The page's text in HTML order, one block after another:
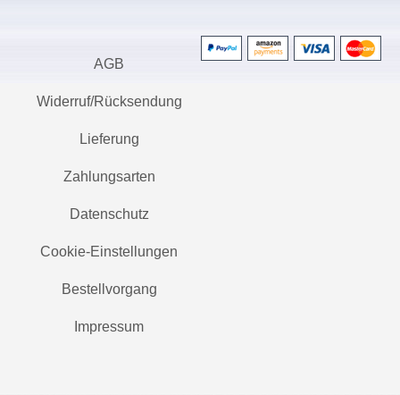
AGB
Widerruf/Rücksendung
Lieferung
Zahlungsarten
Datenschutz
Cookie-Einstellungen
Bestellvorgang
Impressum